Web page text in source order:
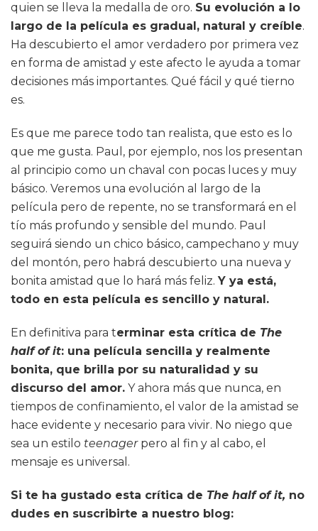
quien se lleva la medalla de oro. Su evolución a lo
largo de la película es gradual, natural y creíble.
Ha descubierto el amor verdadero por primera vez
en forma de amistad y este afecto le ayuda a tomar
decisiones más importantes. Qué fácil y qué tierno
es.
Es que me parece todo tan realista, que esto es lo
que me gusta. Paul, por ejemplo, nos los presentan
al principio como un chaval con pocas luces y muy
básico. Veremos una evolución al largo de la
película pero de repente, no se transformará en el
tío más profundo y sensible del mundo. Paul
seguirá siendo un chico básico, campechano y muy
del montón, pero habrá descubierto una nueva y
bonita amistad que lo hará más feliz. Y ya está,
todo en esta película es sencillo y natural.
En definitiva para terminar esta crítica de The
half of it: una película sencilla y realmente
bonita, que brilla por su naturalidad y su
discurso del amor. Y ahora más que nunca, en
tiempos de confinamiento, el valor de la amistad se
hace evidente y necesario para vivir. No niego que
sea un estilo teenagerpero al fin y al cabo, el
mensaje es universal.
Si te ha gustado esta crítica de The half of it, no
dudes en suscribirte a nuestro blog: